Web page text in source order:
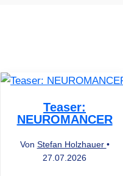
Teaser:
NEUROMANCER
Von Stefan Holzhauer •
27.07.2026